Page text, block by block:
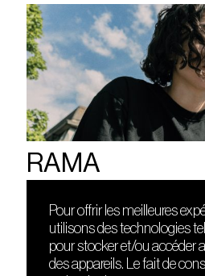
RAMA
DÉCOUVRIR
Le lieu
Contact
Pour offrir les meilleures
utilisons des technologies
pour stocker et/ou accéder
des appareils. Le fait de